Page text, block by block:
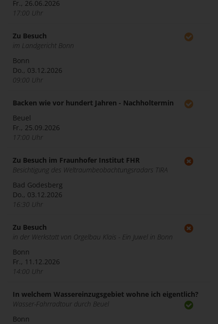
Fr., 26.06.2026
17:00 Uhr
Zu Besuch
im Landgericht Bonn
Bonn
Do., 03.12.2026
09:00 Uhr
Backen wie vor hundert Jahren - Nachholtermin
Beuel
Fr., 25.09.2026
17:00 Uhr
Zu Besuch im Fraunhofer Institut FHR
Besichtigung des Weltraumbeobachtungsradars TIRA
Bad Godesberg
Do., 03.12.2026
16:30 Uhr
Zu Besuch
in der Werkstatt von Orgelbau Klais - Ein Juwel in Bonn
Bonn
Fr., 11.12.2026
14:00 Uhr
In welchem Wassereinzugsgebiet wohne ich eigentlich?
Wasser-Fahrradtour durch Beuel
Bonn